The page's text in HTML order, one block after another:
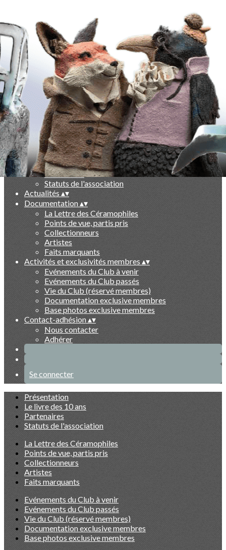
Exporter toutes les colonnes
Exporter uniquement les colonnes affichées
Menu
Ajoutez un logo, un bouton, des réseaux sociaux
Cliquez pour éditer
-
Qui sommes nous ?▴▾
Présentation
Le livre des 10 ans
Partenaires
Statuts de l'association
Actualités ▴▾
Documentation▴▾
La Lettre des Céramophiles
Points de vue, partis pris
Collectionneurs
Artistes
Faits marquants
Activités et exclusivités membres ▴▾
Evénements du Club à venir
Evénements du Club passés
Vie du Club (réservé membres)
Documentation exclusive membres
Base photos exclusive membres
Contact-adhésion▴▾
Nous contacter
Adhérer
Se connecter
Présentation
Le livre des 10 ans
Partenaires
Statuts de l'association
La Lettre des Céramophiles
Points de vue, partis pris
Collectionneurs
Artistes
Faits marquants
Evénements du Club à venir
Evénements du Club passés
Vie du Club (réservé membres)
Documentation exclusive membres
Base photos exclusive membres